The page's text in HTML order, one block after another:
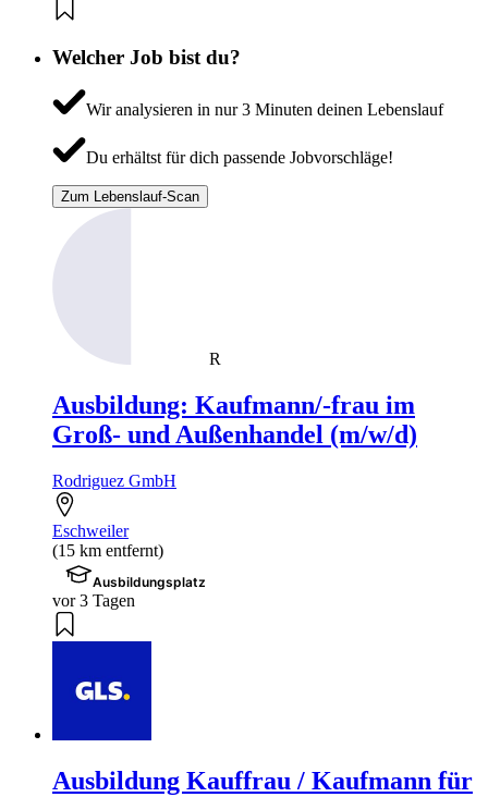
Welcher Job bist du?
Wir analysieren in nur 3 Minuten deinen Lebenslauf
Du erhältst für dich passende Jobvorschläge!
Zum Lebenslauf-Scan
R
Ausbildung: Kaufmann/-frau im
Groß- und Außenhandel (m/w/d)
Rodriguez GmbH
Eschweiler
(15 km entfernt)
Ausbildungsplatz
vor 3 Tagen
Ausbildung Kauffrau / Kaufmann für